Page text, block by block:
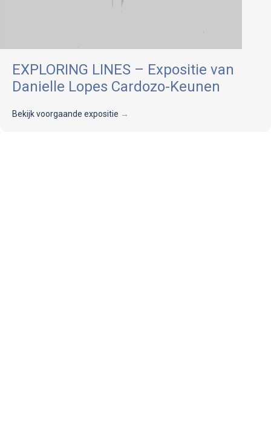
EXPLORING LINES – Expositie van
Danielle Lopes Cardozo-Keunen
Bekijk voorgaande expositie →